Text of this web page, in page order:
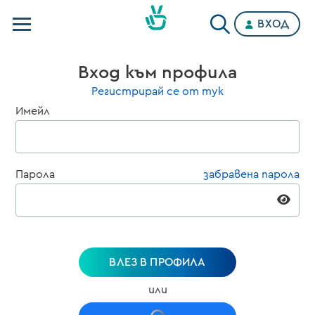
Категории
ВХОД
Вход към профила
Регистрирай се от тук
Имейл
Парола забравена парола
ВЛЕЗ В ПРОФИЛА
или